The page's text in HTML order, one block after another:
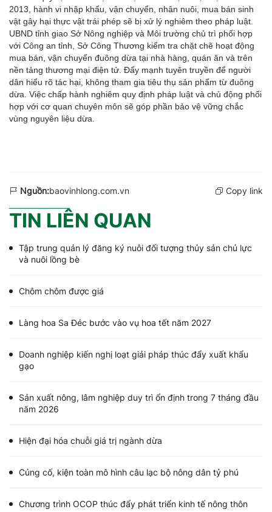
2013, hành vi nhập khẩu, vận chuyển, nhân nuôi, mua bán sinh
vật gây hại thực vật trái phép sẽ bị xử lý nghiêm theo pháp luật.
UBND tỉnh giao Sở Nông nghiệp và Môi trường chủ trì phối hợp
với Công an tỉnh, Sở Công Thương kiểm tra chặt chẽ hoạt động
mua bán, vận chuyển đuông dừa tại nhà hàng, quán ăn và trên
nền tảng thương mại điện tử. Đẩy mạnh tuyên truyền để người
dân hiểu rõ tác hại, không tham gia tiêu thụ sản phẩm từ đuông
dừa. Việc chấp hành nghiêm quy định pháp luật và chủ động phối
hợp với cơ quan chuyên môn sẽ góp phần bảo vệ vững chắc
vùng nguyên liệu dừa.
Nguồn:baovinhlong.com.vn Copy link
TIN LIÊN QUAN
Tập trung quản lý đăng ký nuôi đối tượng thủy sản chủ lực
và nuôi lồng bè
Chôm chôm được giá
Làng hoa Sa Đéc bước vào vụ hoa tết năm 2027
Doanh nghiệp kiến nghị loạt giải pháp thúc đẩy xuất khẩu
gạo
Sản xuất nông, lâm nghiệp duy trì ổn định trong 7 tháng đầu
năm 2026
Hiện đại hóa chuỗi giá trị ngành dừa
Củng cố, kiện toàn mô hình câu lạc bộ nông dân tỷ phú
Chương trình OCOP thúc đẩy phát triển kinh tế nông thôn